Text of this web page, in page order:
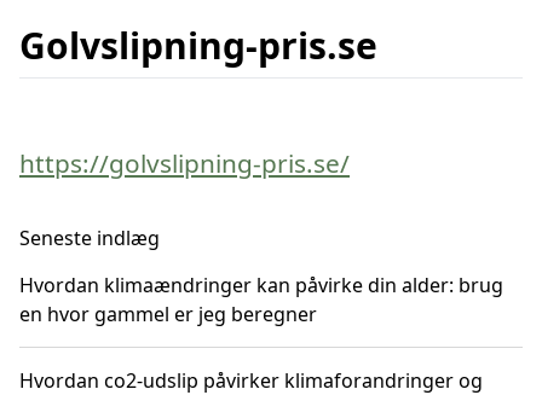
Golvslipning-pris.se
https://golvslipning-pris.se/
Seneste indlæg
Hvordan klimaændringer kan påvirke din alder: brug
en hvor gammel er jeg beregner
Hvordan co2-udslip påvirker klimaforandringer og